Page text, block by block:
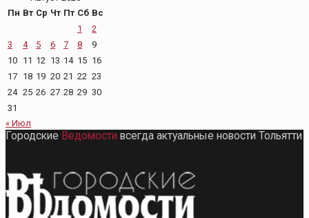
Пн Вт Ср Чт Пт Сб Вс
1
2
3
4 5 6 7 8
9
10 11 12 13 14 15 16
17 18 19 20 21 22 23
24 25 26 27 28 29 30
31
« Июл
Городские Ведомости всегда актуальные новости Тольятти